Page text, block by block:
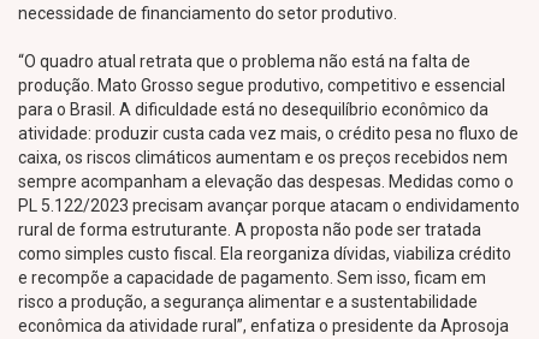
necessidade de financiamento do setor produtivo.
“O quadro atual retrata que o problema não está na falta de
produção. Mato Grosso segue produtivo, competitivo e essencial
para o Brasil. A dificuldade está no desequilíbrio econômico da
atividade: produzir custa cada vez mais, o crédito pesa no fluxo de
caixa, os riscos climáticos aumentam e os preços recebidos nem
sempre acompanham a elevação das despesas. Medidas como o
PL 5.122/2023 precisam avançar porque atacam o endividamento
rural de forma estruturante. A proposta não pode ser tratada
como simples custo fiscal. Ela reorganiza dívidas, viabiliza crédito
e recompõe a capacidade de pagamento. Sem isso, ficam em
risco a produção, a segurança alimentar e a sustentabilidade
econômica da atividade rural”, enfatiza o presidente da Aprosoja